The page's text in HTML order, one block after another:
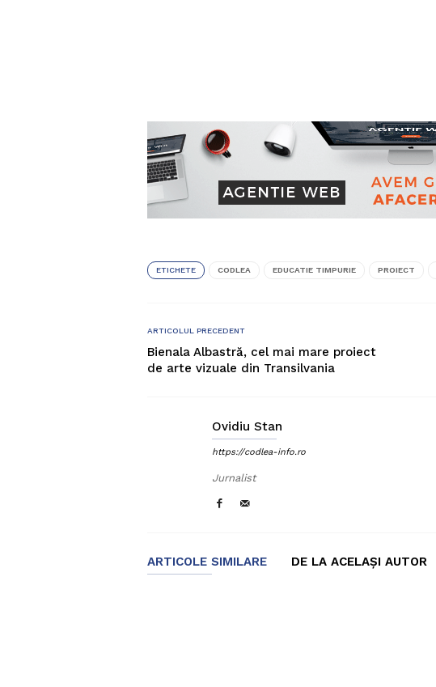
ETICHETE CODLEA EDUCATIE TIMPURIE PROIECT
ARTICOLUL PRECEDENT
Bienala Albastră, cel mai mare proiect
de arte vizuale din Transilvania
Ovidiu Stan
https://codlea-info.ro
Jurnalist
ARTICOLE SIMILARE DE LA ACELAȘI AUTOR